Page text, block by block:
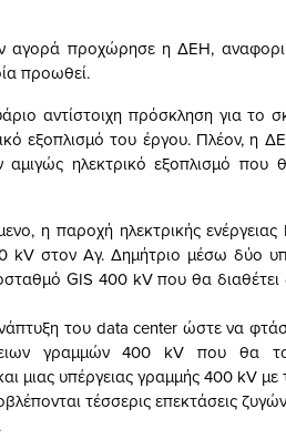
αγορά προχώρησε η ΔΕΗ,
προωθεί.
αντίστοιχη πρόσκληση για το
εξοπλισμό του έργου. Πλέον, η
ηλεκτρικό εξοπλισμό
η παροχή ηλεκτρικής
στον Αγ. Δημήτριο μέσω δύο
GIS 400 kV που θα διαθέτει
του data center ώστε να
γραμμών 400 kV που θα
μιας υπέργειας γραμμής 400 kV
τέσσερις επεκτάσεις